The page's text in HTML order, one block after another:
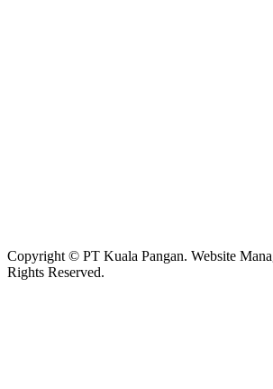
Copyright © PT Kuala Pangan. Website
Rights Reserved.